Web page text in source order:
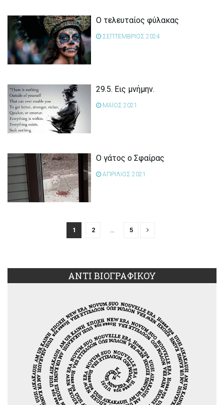
Ο τελευταίος φύλακας
ΣΕΠΤΕΜΒΡΙΟΣ 2024
29.5. Εις μνήμην.
ΜΑΪΟΣ 2021
Ο γάτος ο Σφαίρας
ΑΠΡΙΛΙΟΣ 2021
1 2 … 5
ΑΝΤΙ ΒΙΟΓΡΑΦΙΚΟΥ